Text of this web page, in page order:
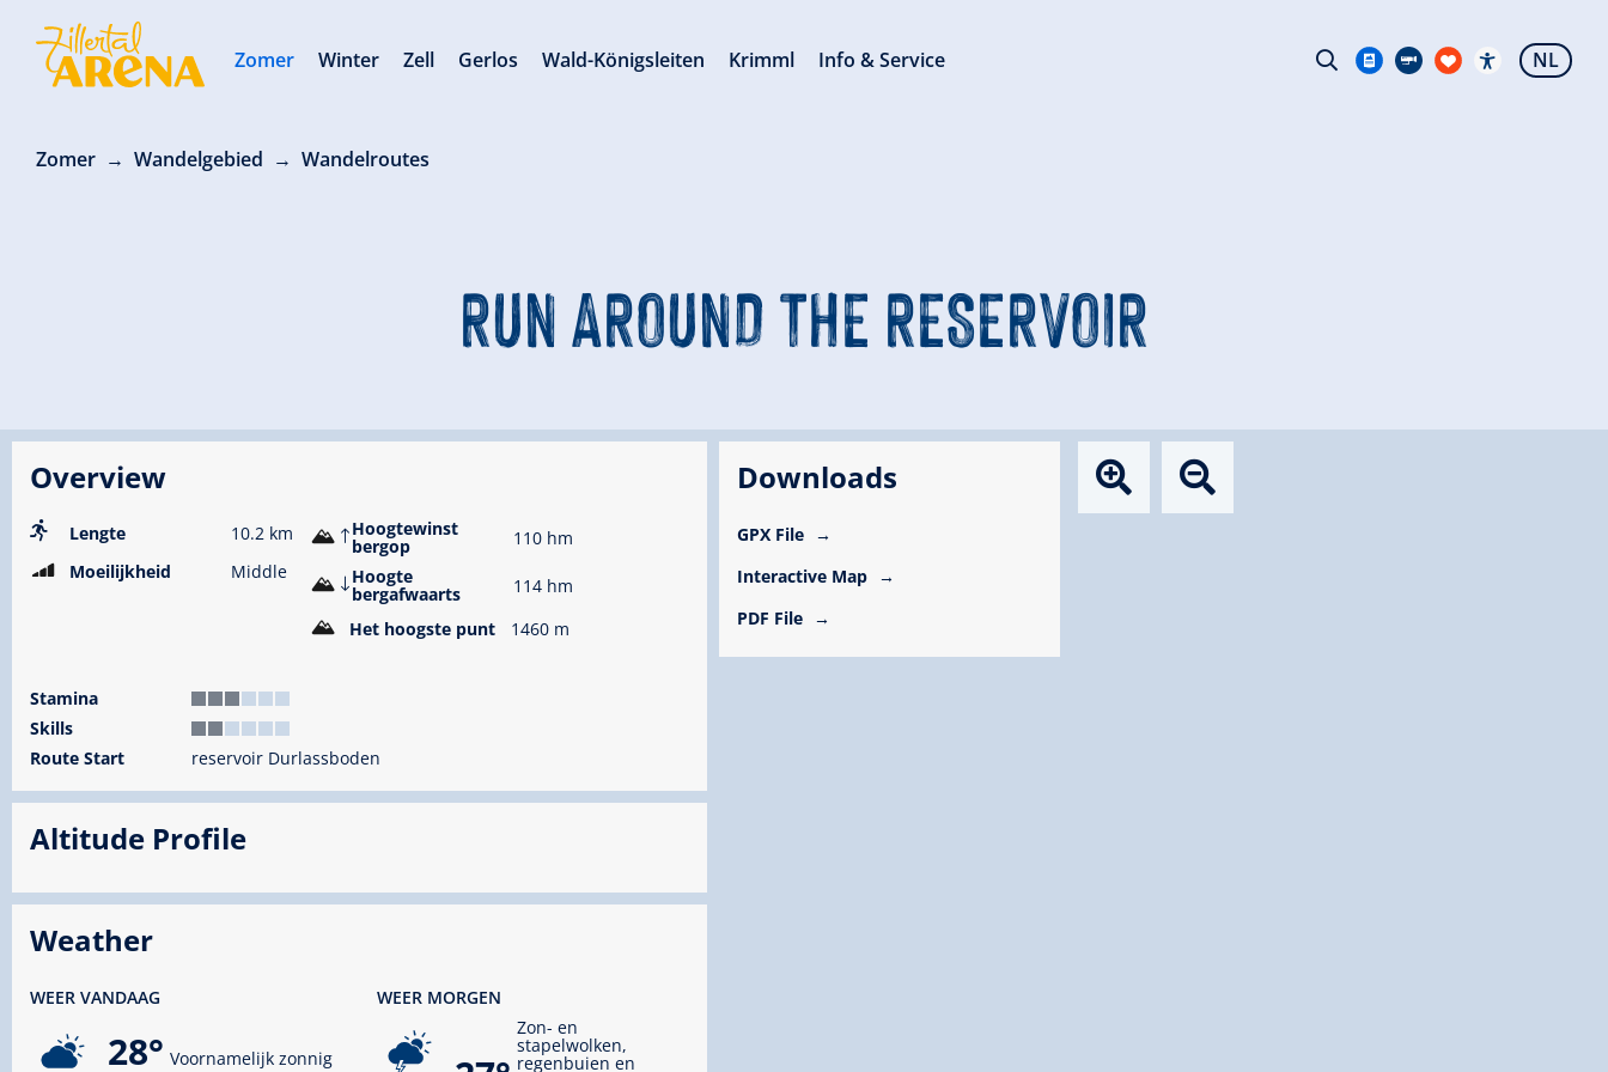
Zomer Wandelgebied Wandelroutes
RUN AROUND THE RESERVOIR
Overview
Lengte
10.2 km
Moeilijkheid
Middle
Hoogtewinst
bergop
110 hm
Hoogte
bergafwaarts
114 hm
Het hoogste punt
1460 m
Stamina
Skills
Route Start
reservoir Durlassboden
Altitude Profile
Weather
WEER VANDAAG
28° Voornamelijk zonnig
WEER MORGEN
Zon- en
stapelwolken,
regenbuien en
Downloads
GPX File
Interactive Map
PDF File
Zomer Winter Zell Gerlos Wald-Königsleiten Krimml Info & Service NL